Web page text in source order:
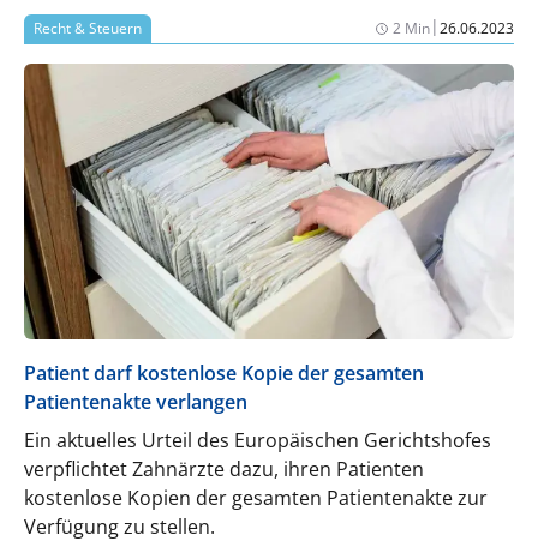
Recht & Steuern 2 Min|26.06.2023
Patient darf kostenlose Kopie der gesamten
Patientenakte verlangen
Ein aktuelles Urteil des Europäischen Gerichtshofes
verpflichtet Zahnärzte dazu, ihren Patienten
kostenlose Kopien der gesamten Patientenakte zur
Verfügung zu stellen.